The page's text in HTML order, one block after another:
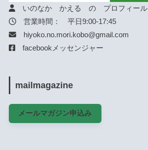
いのなか かえる の プロフィール
営業時間： 平日9:00-17:45
hiyoko.no.mori.kobo@gmail.com
facebookメッセンジャー
mailmagazine
メールマガジン申込み